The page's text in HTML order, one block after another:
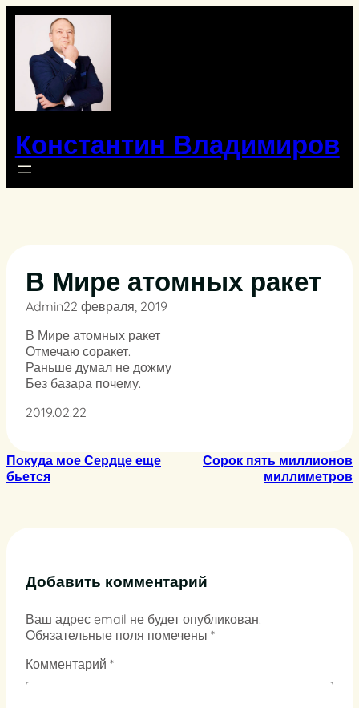
Перейти
содержимому
Константин Владимиров
В Мире атомных ракет
Admin22 февраля, 2019
В Мире атомных ракет
Отмечаю соракет.
Раньше думал не дожму
Без базара почему.
2019.02.22
Покуда мое Сердце еще
бьется
Сорок пять миллионов
миллиметров
Добавить комментарий
Ваш адрес email не будет опубликован.
Обязательные поля помечены *
Комментарий *